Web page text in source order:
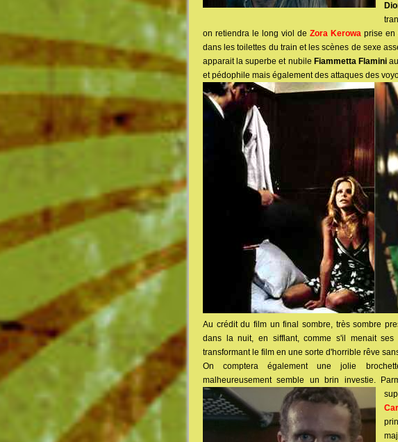
on retiendra le long viol de Zora Kerowa prise en
dans les toilettes du train et les scènes de sexe
apparait la superbe et nubile Fiammetta Flamini
et pédophile mais également des attaques des
Au crédit du film un final sombre, très sombre
dans la nuit, en sifflant, comme s'il menait
transformant le film en une sorte d'horrible rêve
On comptera également une jolie
malheureusement semble un brin investie.